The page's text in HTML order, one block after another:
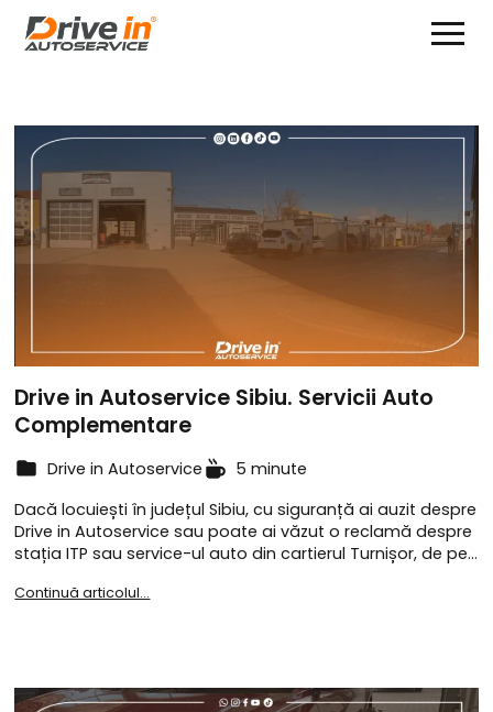
Drive in Autoservice Sibiu. Servicii Auto
Complementare
Drive in Autoservice
5 minute
Dacă locuiești în județul Sibiu, cu siguranță ai auzit despre
Drive in Autoservice sau poate ai văzut o reclamă despre
stația ITP sau service-ul auto din cartierul Turnișor, de pe…
Continuă articolul...